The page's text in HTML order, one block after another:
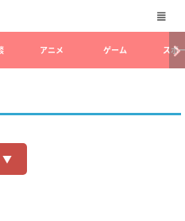
アニメ ゲーム スポ
▼